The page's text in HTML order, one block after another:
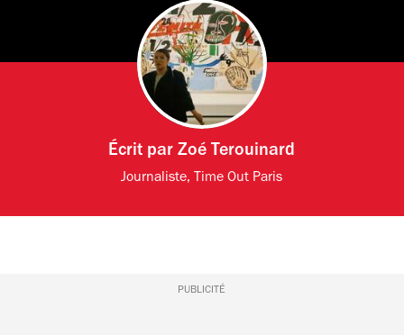
Écrit parZoé Terouinard
Journaliste, Time Out Paris
PUBLICITÉ